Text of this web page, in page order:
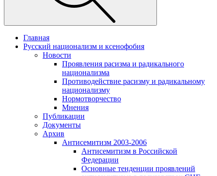
Главная
Русский национализм и ксенофобия
Новости
Проявления расизма и радикального
национализма
Противодействие расизму и радикальному
национализму
Нормотворчество
Мнения
Публикации
Документы
Архив
Антисемитизм 2003-2006
Антисемитизм в Российской
Федерации
Основные тенденции проявлений